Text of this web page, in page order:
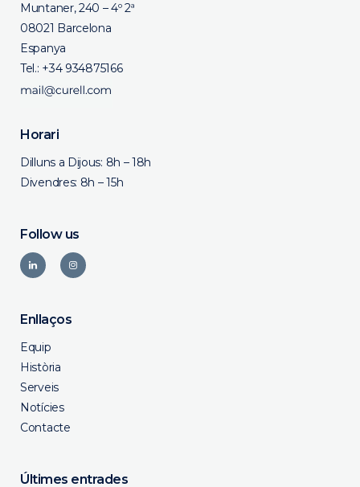
Muntaner, 240 – 4º 2ª
08021 Barcelona
Espanya
Tel.: +34 934875166
Horari
Dilluns a Dijous: 8h – 18h
Divendres: 8h – 15h
Follow us
Enllaços
Equip
Història
Serveis
Notícies
Contacte
Últimes entrades